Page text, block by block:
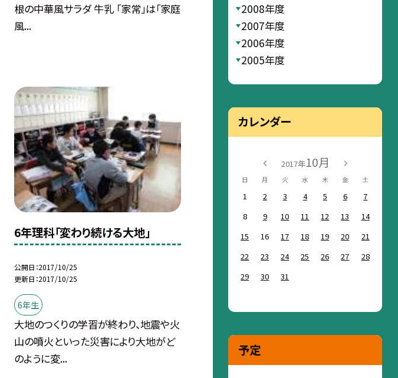
根の中華風サラダ 牛乳 「家常」は「家庭
風...
6年理科「変わり続ける大地」
公開日 2017/10/25
更新日 2017/10/25
6年生
大地のつくりの学習が終わり、地震や火
山の噴火といった災害により大地がど
のように変...
2008年度
2007年度
2006年度
2005年度
カレンダー
2017年10月
日 月 火 水 木 金 土
1 2 3 4 5 6
7
8
9 10 11 12 13
14
15
16 17 18 19 20
21
22
23 24 25 26 27
28
29
30 31
予定